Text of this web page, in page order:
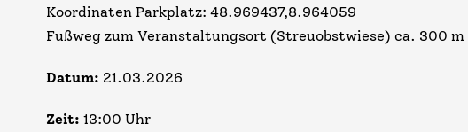
Koordinaten Parkplatz: 48.969437,8.964059
Fußweg zum Veranstaltungsort (Streuobstwiese) ca. 300 m
Datum: 21.03.2026
Zeit: 13:00 Uhr